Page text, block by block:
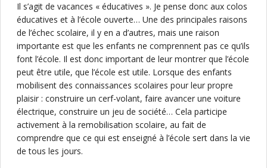
Il s’agit de vacances « éducatives ». Je pense donc aux colos
éducatives et à l’école ouverte… Une des principales raisons
de l’échec scolaire, il y en a d’autres, mais une raison
importante est que les enfants ne comprennent pas ce qu’ils
font l’école. Il est donc important de leur montrer que l’école
peut être utile, que l’école est utile. Lorsque des enfants
mobilisent des connaissances scolaires pour leur propre
plaisir : construire un cerf-volant, faire avancer une voiture
électrique, construire un jeu de société… Cela participe
activement à la remobilisation scolaire, au fait de
comprendre que ce qui est enseigné à l’école sert dans la vie
de tous les jours.